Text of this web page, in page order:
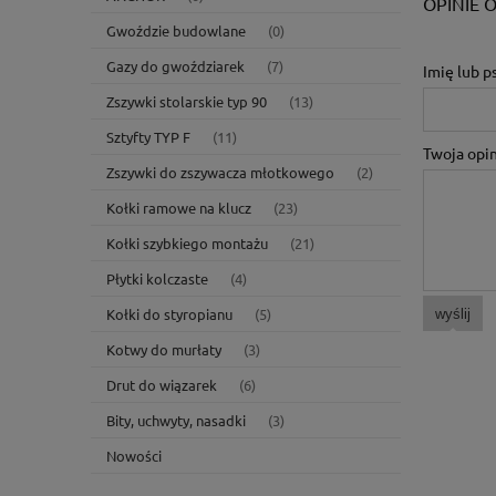
Gwoździe budowlane
(0)
Gazy do gwoździarek
(7)
Zszywki stolarskie typ 90
(13)
Sztyfty TYP F
(11)
Zszywki do zszywacza młotkowego
(2)
Kołki ramowe na klucz
(23)
Kołki szybkiego montażu
(21)
Płytki kolczaste
(4)
Kołki do styropianu
(5)
Kotwy do murłaty
(3)
Drut do wiązarek
(6)
Bity, uchwyty, nasadki
(3)
Nowości
Imię lub
Twoja
wyślij